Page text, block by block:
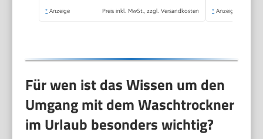
Funktion | Weiß
* Anzeige Preis inkl. MwSt., zzgl. Versandkosten * Anzeige
Für wen ist das Wissen um den
Umgang mit dem Waschtrockner
im Urlaub besonders wichtig?